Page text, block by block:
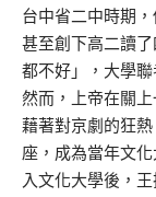
台中省二中時期
甚至創下高二讀
都不好」，大學
然而，上帝在關
藉著對京劇的狂
座，成為當年文
入文化大學後，